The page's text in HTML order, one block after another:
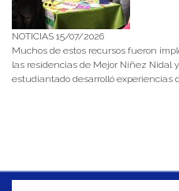
NOTICIAS 15/07/2026
Muchos de estos recursos fueron
las residencias de Mejor Niñez Nidal
estudiantado desarrolló experiencias